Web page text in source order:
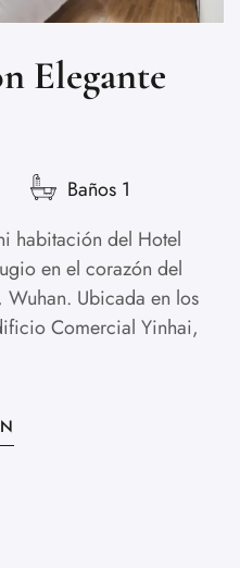
Elegante
Baños 1
habitación del Hotel
en el corazón del
Ubicada en los
Comercial Yinhai,